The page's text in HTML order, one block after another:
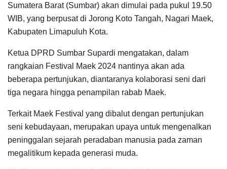
Sumatera Barat (Sumbar) akan dimulai pada pukul 19.50
WIB, yang berpusat di Jorong Koto Tangah, Nagari Maek,
Kabupaten Limapuluh Kota.
Ketua DPRD Sumbar Supardi mengatakan, dalam
rangkaian Festival Maek 2024 nantinya akan ada
beberapa pertunjukan, diantaranya kolaborasi seni dari
tiga negara hingga penampilan rabab Maek.
Terkait Maek Festival yang dibalut dengan pertunjukan
seni kebudayaan, merupakan upaya untuk mengenalkan
peninggalan sejarah peradaban manusia pada zaman
megalitikum kepada generasi muda.